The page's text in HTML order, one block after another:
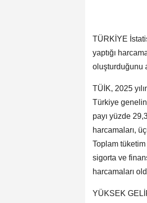
TÜRKİYE
yaptığı
oluşturduğunu
TÜİK, 2025
Türkiye
payı yüzde
harcamaları,
Toplam
sigorta ve
harcamaları
YÜKSEK